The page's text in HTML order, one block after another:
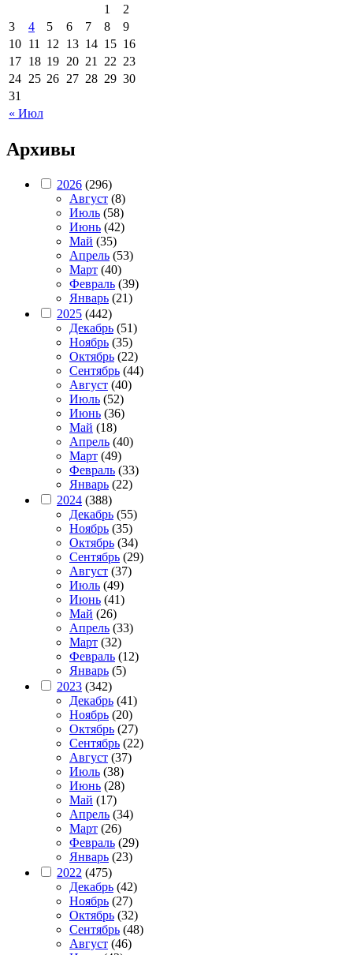
« Июл
1
2
3
4 5 6 7 8
9
10 11 12 13 14 15 16
17 18 19 20 21 22 23
24 25 26 27 28 29 30
31
Архивы
2026 (296)
Август (8)
Июль (58)
Июнь (42)
Май (35)
Апрель (53)
Март (40)
Февраль (39)
Январь (21)
2025 (442)
Декабрь (51)
Ноябрь (35)
Октябрь (22)
Сентябрь (44)
Август (40)
Июль (52)
Июнь (36)
Май (18)
Апрель (40)
Март (49)
Февраль (33)
Январь (22)
2024 (388)
Декабрь (55)
Ноябрь (35)
Октябрь (34)
Сентябрь (29)
Август (37)
Июль (49)
Июнь (41)
Май (26)
Апрель (33)
Март (32)
Февраль (12)
Январь (5)
2023 (342)
Декабрь (41)
Ноябрь (20)
Октябрь (27)
Сентябрь (22)
Август (37)
Июль (38)
Июнь (28)
Май (17)
Апрель (34)
Март (26)
Февраль (29)
Январь (23)
2022 (475)
Декабрь (42)
Ноябрь (27)
Октябрь (32)
Сентябрь (48)
Август (46)